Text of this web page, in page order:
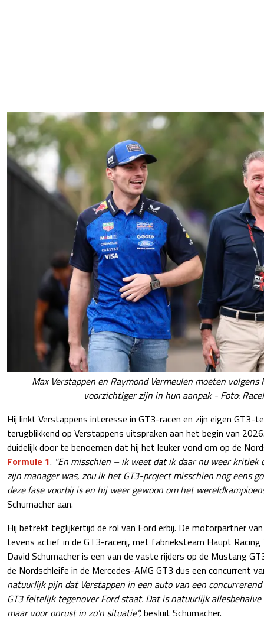
Max Verstappen en Raymond Vermeulen moeten volgens
voorzichtiger zijn in hun aanpak - Foto:
Hij linkt Verstappens interesse in GT3-racen en zijn eigen GT3-
terugblikkend op Verstappens uitspraken aan het begin van
duidelijk door te benoemen dat hij het leuker vond om op de
Formule 1. "En misschien – ik weet dat ik daar nu weer kritiek
zijn manager was, zou ik het GT3-project misschien nog eens
deze fase voorbij is en hij weer gewoon om het
Schumacher aan.
Hij betrekt teglijkertijd de rol van Ford erbij. De motorpartner
tevens actief in de GT3-racerij, met fabrieksteam Haupt Racing
David Schumacher is een van de vaste rijders op de Mustang
de Nordschleife in de Mercedes-AMG GT3 dus een concurrent
natuurlijk pijn dat Verstappen in een auto van een
GT3 feitelijk tegenover Ford staat. Dat is natuurlijk
maar voor onrust in zo'n situatie",besluit Schumacher.